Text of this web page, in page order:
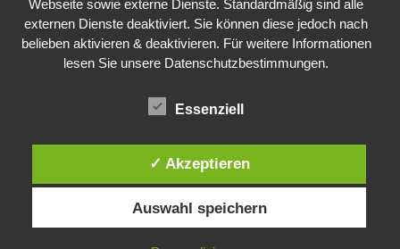
Webseite sowie externe Dienste. Standardmäßig sind alle
externen Dienste deaktiviert. Sie können diese jedoch nach
belieben aktivieren & deaktivieren. Für weitere Informationen
lesen Sie unsere Datenschutzbestimmungen.
Essenziell
✓ Akzeptieren
Auswahl speichern